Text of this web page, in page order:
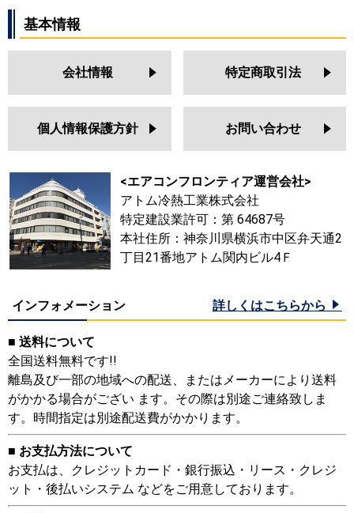
基本情報
会社情報 特定商取引法
個人情報保護方針 お問い合わせ
<エアコンフロンティア運営会社>
アトム冷熱工業株式会社
特定建設業許可：第 64687号
本社住所：神奈川県横浜市中区弁天通2
丁目21番地アトム関内ビル4Ｆ
インフォメーション 詳しくはこちらから
■ 送料について
全国送料無料です!!
離島及び一部の地域への配送、またはメーカーにより送料
がかかる場合がござい ます。その際は別途ご連絡致しま
す。時間指定は別途配送費がかかります。
■ お支払方法について
お支払は、クレジットカード・銀行振込・リース・クレジ
ット・後払いシステム などをご用意しております。